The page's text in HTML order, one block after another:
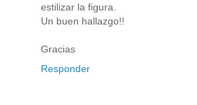
estilizar la figura.
Un buen hallazgo!!
Gracias
Responder